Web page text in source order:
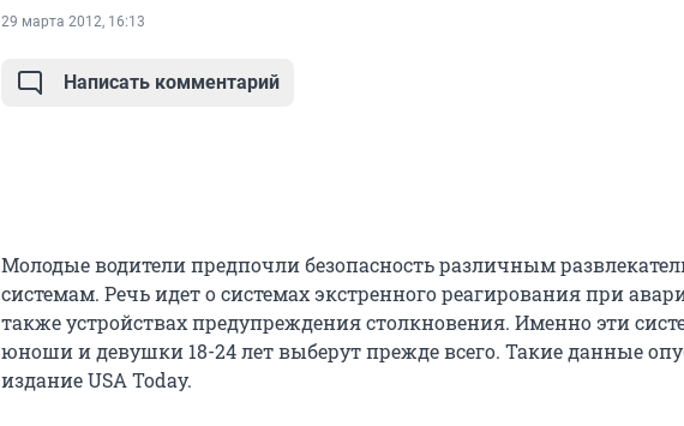
29 марта 2012, 16:13
Написать комментарий
Молодые водители предпочли безопасность различным
системам. Речь идет о системах экстренного реагирования при
также устройствах предупреждения столкновения. Именно эти
юноши и девушки 18-24 лет выберут прежде всего. Такие данные
издание USA Today.